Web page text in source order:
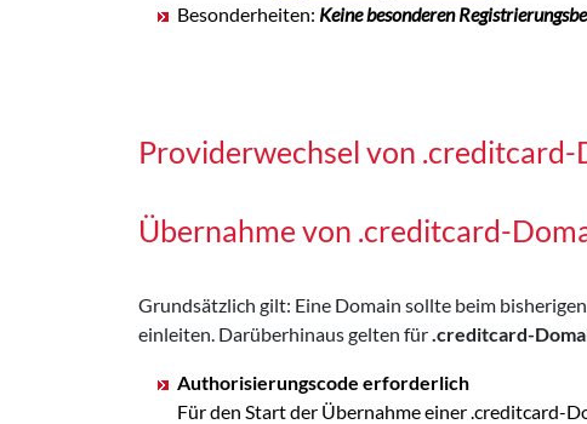
Besonderheiten: Keine besonderen
Providerwechsel von .creditcard-
Übernahme von .creditcard-
Grundsätzlich gilt: Eine Domain sollte beim
einleiten. Darüberhinaus gelten für .creditcard-
Authorisierungscode erforderlich
Für den Start der Übernahme einer .creditcard-